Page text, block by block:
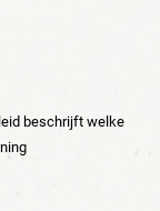
beschrijft welke